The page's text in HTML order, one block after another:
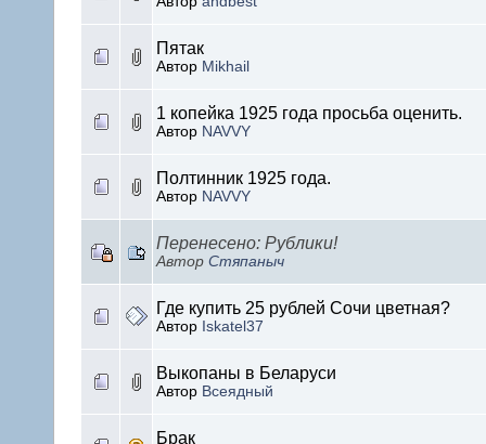
Пятак
Автор Mikhail
1 копейка 1925 года просьба оценить.
Автор NAVVY
Полтинник 1925 года.
Автор NAVVY
Перенесено: Рублики!
Автор Стяпаныч
Где купить 25 рублей Сочи цветная?
Автор Iskatel37
Выкопаны в Беларуси
Автор Всеядный
Брак